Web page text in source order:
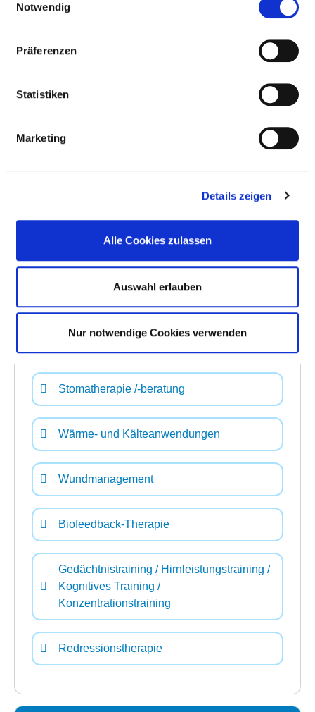
Notwendig
Präferenzen
Statistiken
Marketing
Details zeigen
Alle Cookies zulassen
Auswahl erlauben
Nur notwendige Cookies verwenden
Massage
Physikalische Therapie / Bädertherapie
Physiotherapie / Krankengymnastik als
Stomatherapie /-beratung
Wärme- und Kälteanwendungen
Wundmanagement
Biofeedback-Therapie
Gedächtnistraining / Hirnleistungstraining /
Kognitives Training /
Konzentrationstraining
Redressionstherapie